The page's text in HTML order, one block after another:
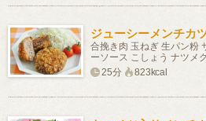
ジューシーメンチカ
合挽き肉 玉ねぎ 生パン粉
ーソース こしょう ナツ
25分
823kcal